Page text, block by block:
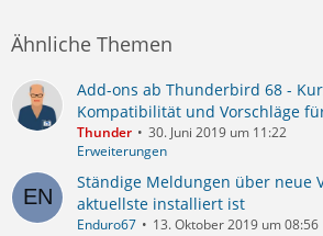
Ähnliche Themen
Add-ons ab Thunderbird 68 -
Kompatibilität und Vorschläge
Thunder
30. Juni 2019 um 11:22
Erweiterungen
Ständige Meldungen über neue
aktuellste installiert ist
Enduro67
13. Oktober 2019 um 08:56